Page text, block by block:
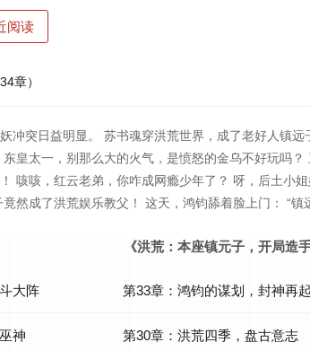
阅读
34章）
冲突日益明显。 苏书魂穿洪荒世界，成了老好人镇
皇太一，别那么大的火气，是愤怒的金乌不好玩吗
咳咳，红云老弟，你咋成网瘾少年了？ 呀，后土小
成了洪荒娱乐教父！ 这天，鸿钧舔着脸上门： “镇
《洪荒：本座镇元子，开局造
大阵 第33章：鸿钧的谋划，封神再起
神 第30章：洪荒四季，盘古意志